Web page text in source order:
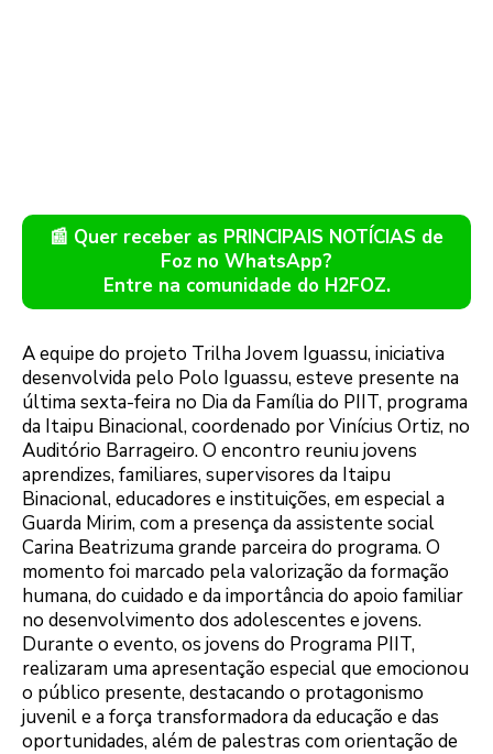
📰 Quer receber as PRINCIPAIS NOTÍCIAS de
Foz no WhatsApp?
Entre na comunidade do H2FOZ.
A equipe do projeto Trilha Jovem Iguassu, iniciativa
desenvolvida pelo Polo Iguassu, esteve presente na
última sexta-feira no Dia da Família do PIIT, programa
da Itaipu Binacional, coordenado por Vinícius Ortiz, no
Auditório Barrageiro. O encontro reuniu jovens
aprendizes, familiares, supervisores da Itaipu
Binacional, educadores e instituições, em especial a
Guarda Mirim, com a presença da assistente social
Carina Beatrizuma grande parceira do programa. O
momento foi marcado pela valorização da formação
humana, do cuidado e da importância do apoio familiar
no desenvolvimento dos adolescentes e jovens.
Durante o evento, os jovens do Programa PIIT,
realizaram uma apresentação especial que emocionou
o público presente, destacando o protagonismo
juvenil e a força transformadora da educação e das
oportunidades, além de palestras com orientação de